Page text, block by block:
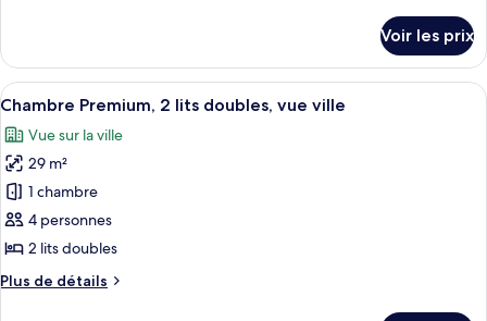
très
grand
lit
le
type
de
Chambre
Tradition,
très
grand
lit
Voir les prix
Afficher
toutes
les
photos
pour
ce
type
chambre :
Une chambre d’hôtel avec deux lits,
15
Chambre Premium, 2 lits doubles, vue ville
Vue sur la ville
29 m²
1 chambre
4 personnes
2 lits doubles
Plus de détails
Plus